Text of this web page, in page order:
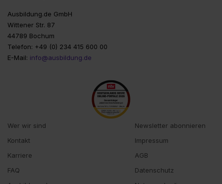
Ausbildung.de GmbH
Wittener Str. 87
44789 Bochum
Telefon: +49 (0) 234 415 600 00
E-Mail: info@ausbildung.de
Wer wir sind
Kontakt
Karriere
FAQ
Newsletter abonnieren
Impressum
AGB
Datenschutz